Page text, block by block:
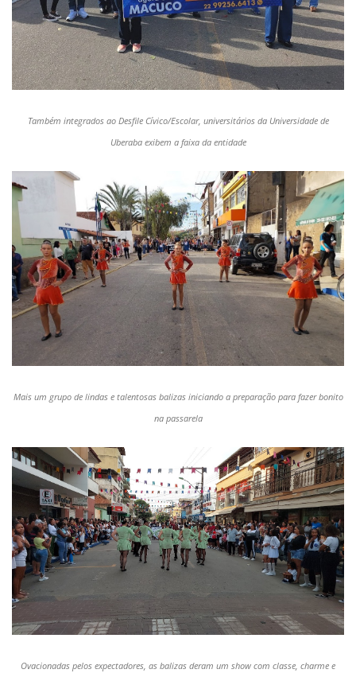
Também integrados ao Desfile Cívico/Escolar, universitários da Universidade de
Uberaba exibem a faixa da entidade
Mais um grupo de lindas e talentosas balizas iniciando a preparação para fazer bonito
na passarela
Ovacionadas pelos expectadores, as balizas deram um show com classe, charme e